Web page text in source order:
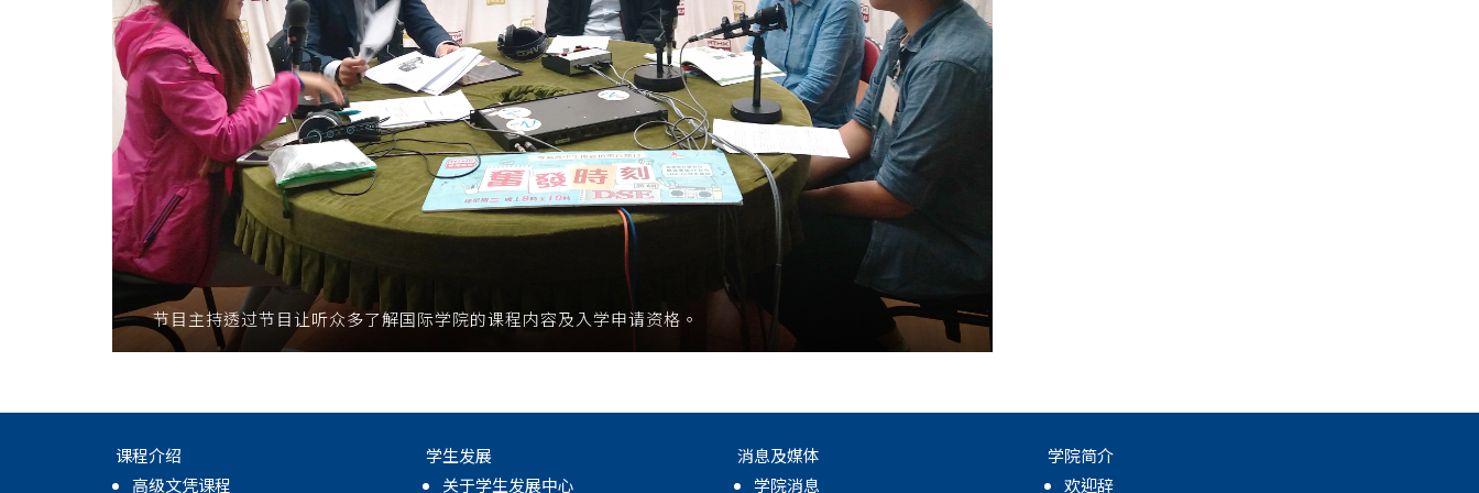
节目主持透过节目让听众多了解国际学院的课程内容及入学申请资格。
课程介绍
高级文凭课程
学生发展
关于学生发展中心
消息及媒体
学院消息
学院简介
欢迎辞